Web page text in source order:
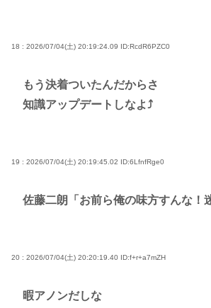
18 : 2026/07/04(土) 20:19:24.09 ID:RcdR6PZC0
もう決着ついたんだからさ
知識アップデートしなよ⤴
19 : 2026/07/04(土) 20:19:45.02 ID:6LfnfRge0
佐藤二朗「お前ら俺の味方すんな！
20 : 2026/07/04(土) 20:20:19.40 ID:f+r+a7mZH
暇アノンだしな